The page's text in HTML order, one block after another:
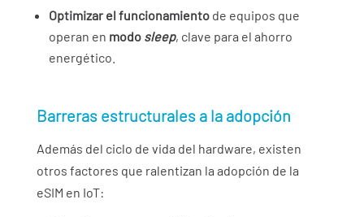
Optimizar el funcionamientode equipos que
operan en modo sleep, clave para el ahorro
energético.
Barreras estructurales a la adopción
Además del ciclo de vida del hardware, existen
otros factores que ralentizan la adopción de la
eSIM en IoT: